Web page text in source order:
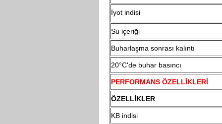
İyot indisi
Su içeriği
Buharlaşma sonrası kalıntı
20°C'de buhar basıncı
PERFORMANS ÖZELLİKLERİ
ÖZELLİKLER
KB indisi